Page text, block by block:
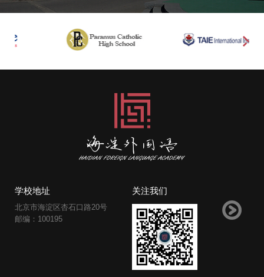
学校地址
北京市海淀区杏石口路20号
邮编：100195
关注我们